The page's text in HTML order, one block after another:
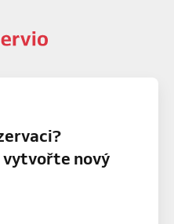
vytvořte nový